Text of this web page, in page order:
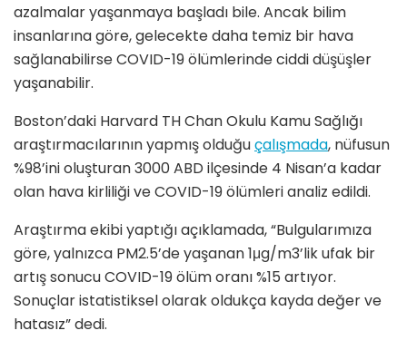
azalmalar yaşanmaya başladı bile. Ancak bilim
insanlarına göre, gelecekte daha temiz bir hava
sağlanabilirse COVID-19 ölümlerinde ciddi düşüşler
yaşanabilir.
Boston’daki Harvard TH Chan Okulu Kamu Sağlığı
araştırmacılarının yapmış olduğuçalışmada, nüfusun
%98’ini oluşturan 3000 ABD ilçesinde 4 Nisan’a kadar
olan hava kirliliği ve COVID-19 ölümleri analiz edildi.
Araştırma ekibi yaptığı açıklamada, “Bulgularımıza
göre, yalnızca PM2.5’de yaşanan 1μg/m3’lik ufak bir
artış sonucu COVID-19 ölüm oranı %15 artıyor.
Sonuçlar istatistiksel olarak oldukça kayda değer ve
hatasız” dedi.